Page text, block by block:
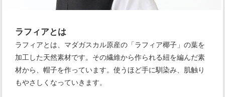
ラフィアとは
ラフィアとは、マダガスカル原産の「ラフィア椰子」の葉を
加工した天然素材です。その繊維から作られる紐を編んだ素
材から、帽子を作っています。使うほど手に馴染み、肌触り
もやさしくなっていきます。